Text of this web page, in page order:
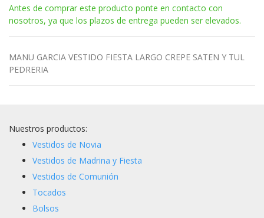
Antes de comprar este producto ponte en contacto con
nosotros, ya que los plazos de entrega pueden ser elevados.
MANU GARCIA VESTIDO FIESTA LARGO CREPE SATEN Y TUL
PEDRERIA
Nuestros productos:
Vestidos de Novia
Vestidos de Madrina y Fiesta
Vestidos de Comunión
Tocados
Bolsos